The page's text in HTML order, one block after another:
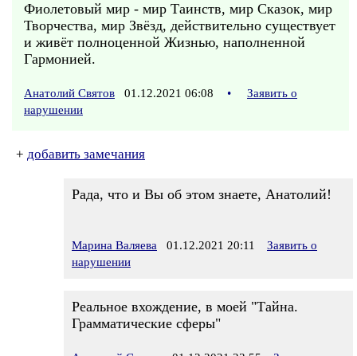
Фиолетовый мир - мир Таинств, мир Сказок, мир
Творчества, мир Звёзд, действительно существует
и живёт полноценной Жизнью, наполненной
Гармонией.
Анатолий Святов 01.12.2021 06:08 •
Заявить о
нарушении
+ добавить замечания
Рада, что и Вы об этом знаете, Анатолий!
Марина Валяева 01.12.2021 20:11
Заявить о
нарушении
Реальное вхождение, в моей "Тайна.
Грамматические сферы"